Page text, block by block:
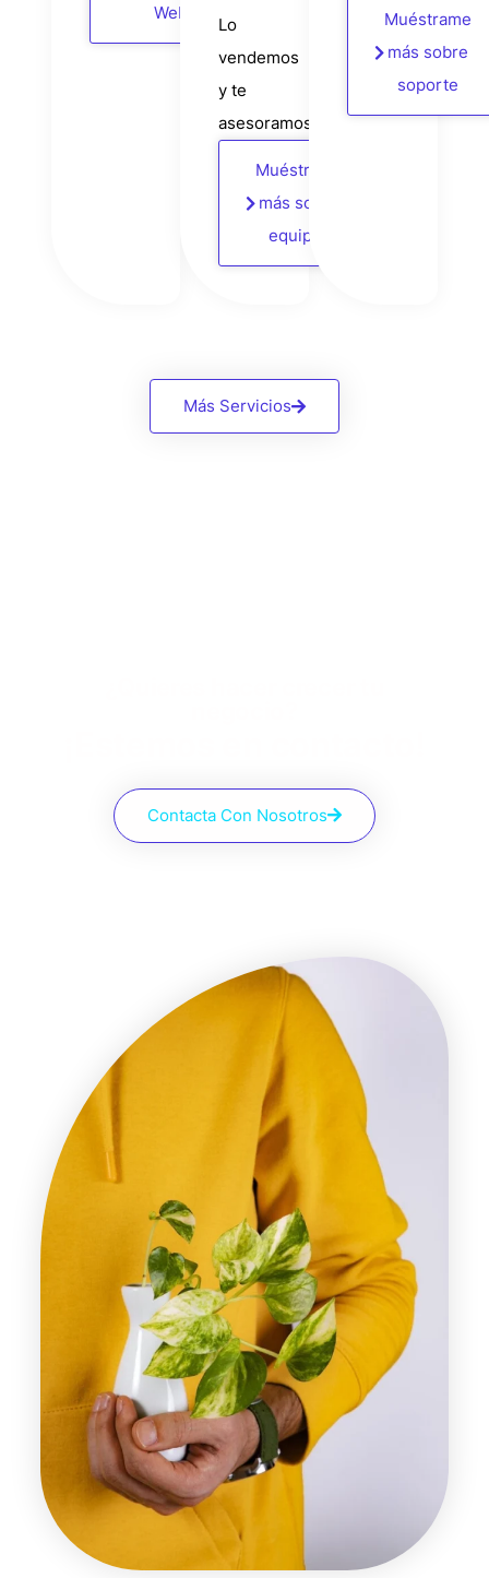
Web
Lo
vendemos
y te
asesoramos
Muéstrame
más sobre
equipos
Muéstrame
más sobre
soporte
Más Servicios
Contacta Con Nosotros